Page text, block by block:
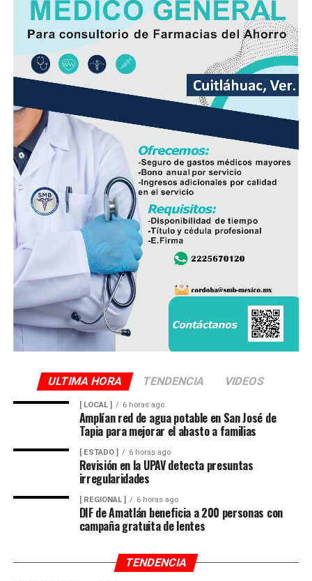
ULTIMA HORA TENDENCIA VIDEOS
[ LOCAL ] 6 horas ago
Amplían red de agua potable en San José de
Tapia para mejorar el abasto a familias
[ ESTADO ] 6 horas ago
Revisión en la UPAV detecta presuntas
irregularidades
[ REGIONAL ] 6 horas ago
DIF de Amatlán beneficia a 200 personas con
campaña gratuita de lentes
TENDENCIA